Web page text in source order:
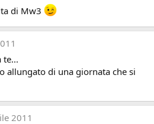
di Mw3
te...
allungato di una giornata che si
2011